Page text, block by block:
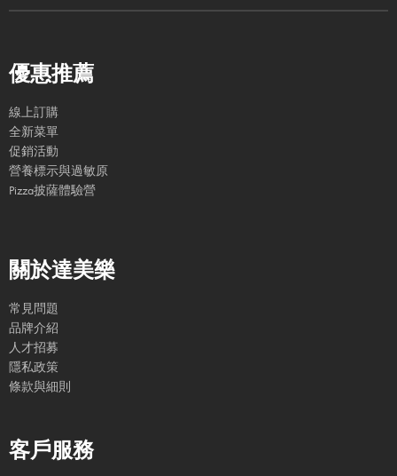
優惠推薦
線上訂購
全新菜單
促銷活動
營養標示與過敏原
Pizza披薩體驗營
關於達美樂
常見問題
品牌介紹
人才招募
隱私政策
條款與細則
客戶服務